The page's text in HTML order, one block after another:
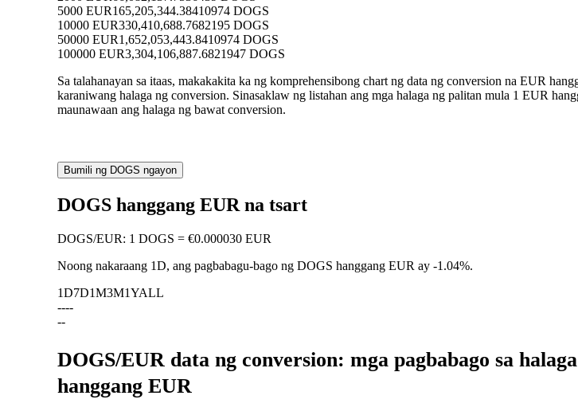
5000 EUR165,205,344.38410974 DOGS
10000 EUR330,410,688.7682195 DOGS
50000 EUR1,652,053,443.8410974 DOGS
100000 EUR3,304,106,887.6821947 DOGS
Sa talahanayan sa itaas, makakakita ka ng komprehensibong chart ng data ng conversion na EUR
karaniwang halaga ng conversion. Sinasaklaw ng listahan ang mga halaga ng palitan mula 1 EUR
maunawaan ang halaga ng bawat conversion.
Bumili ng DOGS ngayon
DOGS hanggang EUR na tsart
DOGS/EUR: 1 DOGS = €0.000030 EUR
Noong nakaraang 1D, ang pagbabagu-bago ng DOGS hanggang EUR ay -1.04%.
1D7D1M3M1YALL
----
--
DOGS/EUR data ng conversion: mga pagbabago sa
hanggang EUR